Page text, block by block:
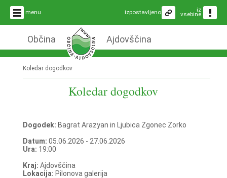
menu iz
vsebine
izpostavljeno
Občina Ajdovščina
Koledar dogodkov
Koledar dogodkov
Dogodek: Bagrat Arazyan in Ljubica Zgonec Zorko
Datum: 05.06.2026 - 27.06.2026
Ura: 19:00
Kraj: Ajdovščina
Lokacija: Pilonova galerija